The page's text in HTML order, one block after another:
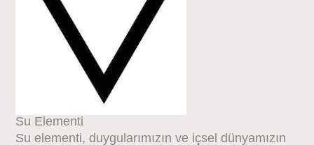
Su Elementi
Su elementi, duygularımızın ve içsel dünyamızın